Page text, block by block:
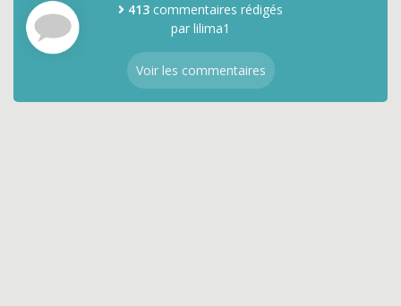
413 commentaires rédigés
par lilima1
Voir les commentaires